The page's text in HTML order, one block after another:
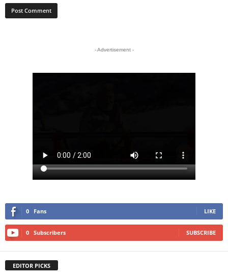
- Advertisement -
0 Fans LIKE
0 Subscribers SUBSCRIBE
EDITOR PICKS